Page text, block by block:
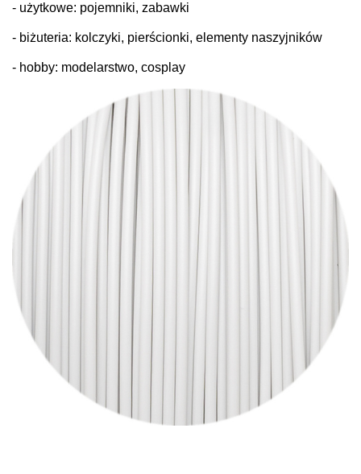
- użytkowe: pojemniki, zabawki
- biżuteria: kolczyki, pierścionki, elementy naszyjników
- hobby: modelarstwo, cosplay